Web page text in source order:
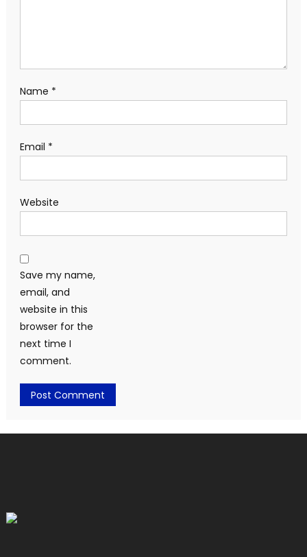
Name *
Email *
Website
Save my name,
email, and
website in this
browser for the
next time I
comment.